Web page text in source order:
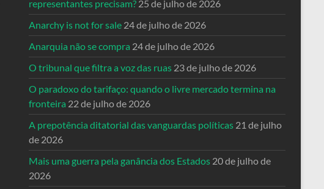
representantes precisam? 25 de julho de 2026
Anarchy is not for sale 24 de julho de 2026
Anarquia não se compra 24 de julho de 2026
O tribunal que filtra a voz das ruas 23 de julho de 2026
O paradoxo do tarifaço: quando o livre mercado termina na
fronteira 22 de julho de 2026
A prepotência ditatorial das vanguardas políticas 21 de julho
de 2026
Mais uma guerra pela ganância dos Estados 20 de julho de
2026